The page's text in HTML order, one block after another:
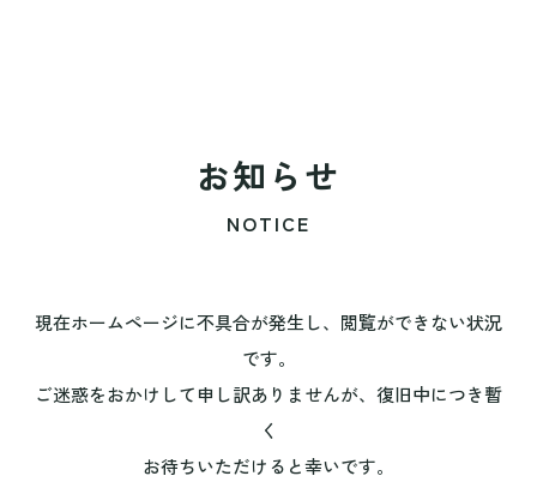
お知らせ
NOTICE
現在ホームページに不具合が発生し、閲覧ができない状況
です。
ご迷惑をおかけして申し訳ありませんが、復旧中につき暫
く
お待ちいただけると幸いです。